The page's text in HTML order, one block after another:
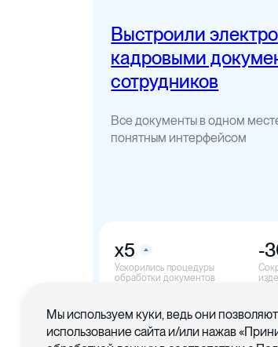
Выстроили
кадровыми
сотрудников
Все документы в одном
понятным интерфейсом
x5
Ускорились процедуры
обработки документов
-
Мы используем куки, ведь они
использование сайта и/или нажав